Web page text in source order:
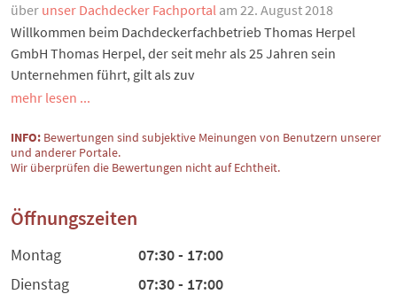
über unser Dachdecker Fachportal am 22. August 2018
Willkommen beim Dachdeckerfachbetrieb Thomas Herpel
GmbH Thomas Herpel, der seit mehr als 25 Jahren sein
Unternehmen führt, gilt als zuv
mehr lesen ...
INFO: Bewertungen sind subjektive Meinungen von Benutzern unserer
und anderer Portale.
Wir überprüfen die Bewertungen nicht auf Echtheit.
Öffnungszeiten
Montag
07:30 - 17:00
Dienstag
07:30 - 17:00